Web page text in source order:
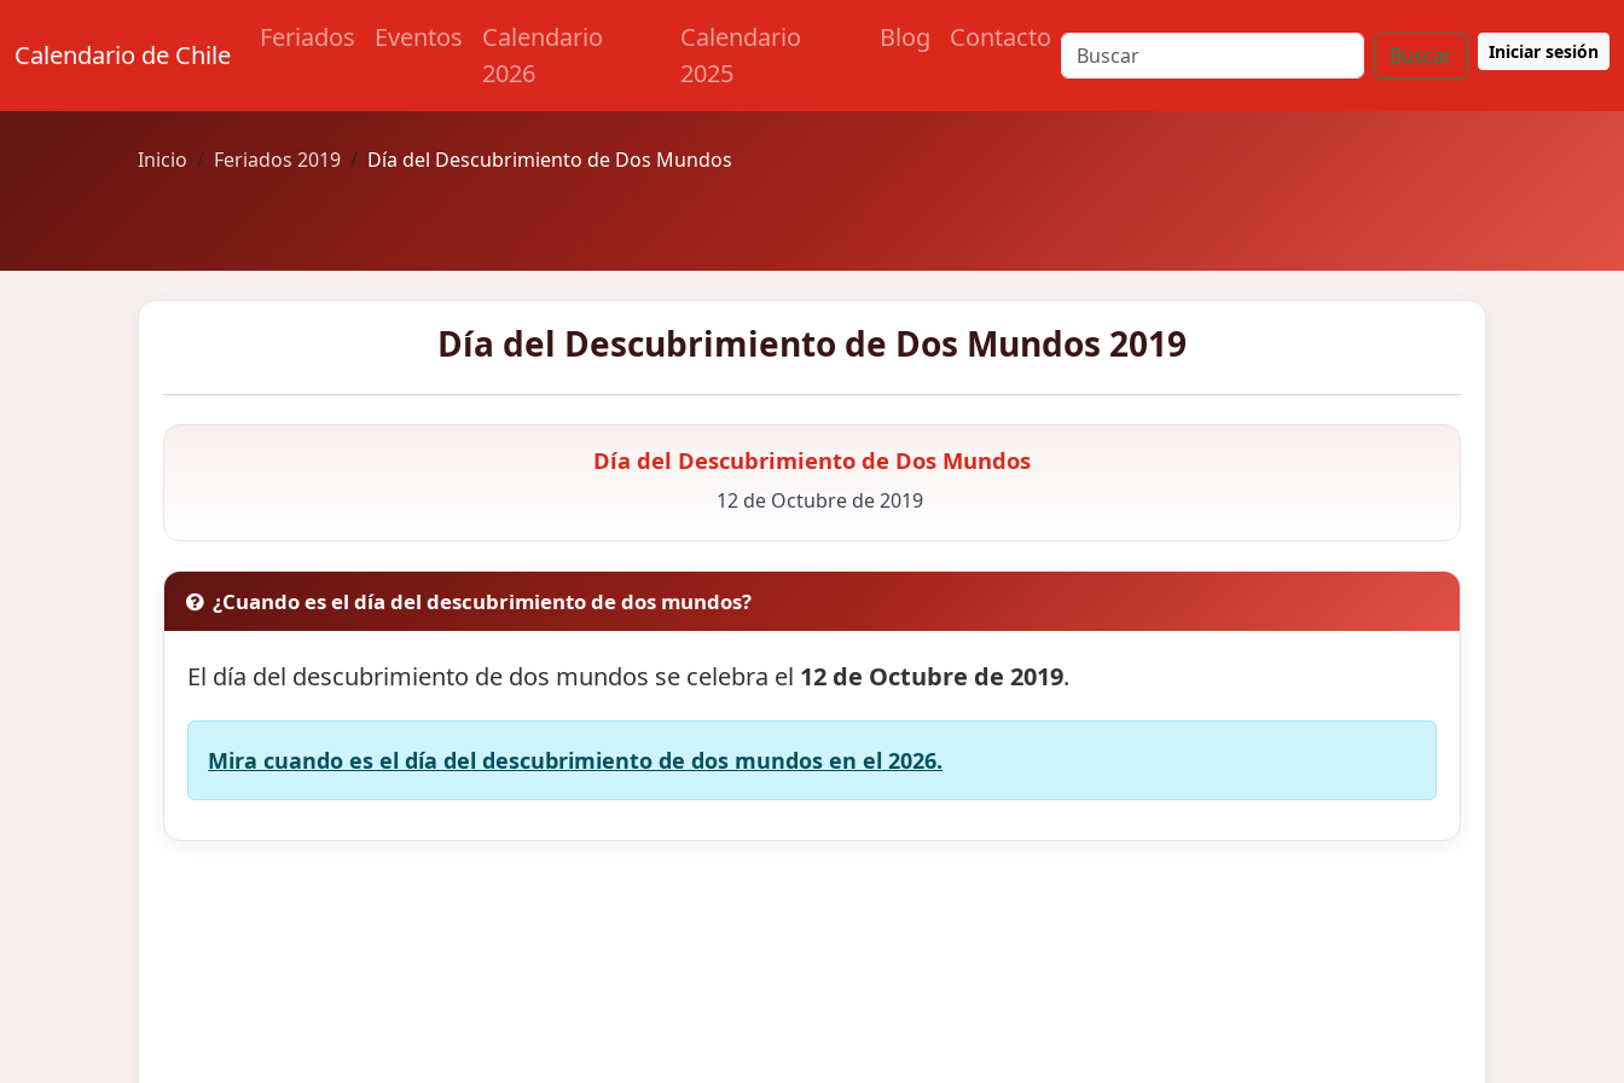
Calendario de Chile
Feriados Eventos
Calendario
2026
Calendario
2025
Blog Contacto
Buscar Iniciar sesión
Inicio Feriados 2019 Día del Descubrimiento de Dos Mundos
Día del Descubrimiento de Dos Mundos 2019
Día del Descubrimiento de Dos Mundos
12 de Octubre de 2019
¿Cuando es el día del descubrimiento de dos mundos?
El día del descubrimiento de dos mundos se celebra el 12 de Octubre de 2019.
Mira cuando es el día del descubrimiento de dos mundos en el 2026.